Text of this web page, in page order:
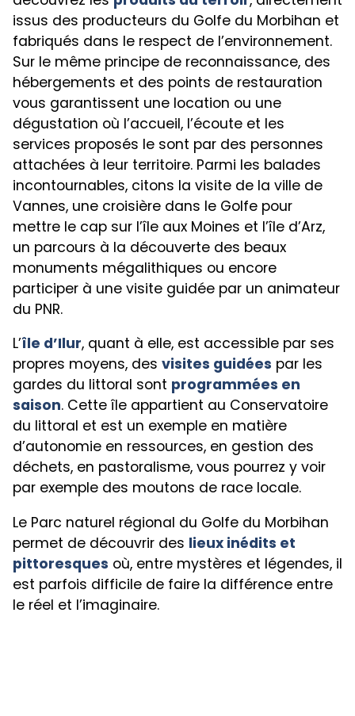
issus des producteurs du Golfe du Morbihan et
fabriqués dans le respect de l’environnement.
Sur le même principe de reconnaissance, des
hébergements et des points de restauration
vous garantissent une location ou une
dégustation où l’accueil, l’écoute et les
services proposés le sont par des personnes
attachées à leur territoire. Parmi les balades
incontournables, citons la visite de la ville de
Vannes, une croisière dans le Golfe pour
mettre le cap sur l’île aux Moines et l’île d’Arz,
un parcours à la découverte des beaux
monuments mégalithiques ou encore
participer à une visite guidée par un animateur
du PNR.
L’île d’Ilur, quant à elle, est accessible par ses
propres moyens, des visites guidées par les
gardes du littoral sont programmées en
saison. Cette île appartient au Conservatoire
du littoral et est un exemple en matière
d’autonomie en ressources, en gestion des
déchets, en pastoralisme, vous pourrez y voir
par exemple des moutons de race locale.
Le Parc naturel régional du Golfe du Morbihan
permet de découvrir des lieux inédits et
pittoresques où, entre mystères et légendes, il
est parfois difficile de faire la différence entre
le réel et l’imaginaire.